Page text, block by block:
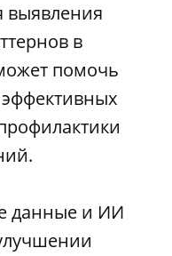
выявления
в
помочь
данные и ИИ